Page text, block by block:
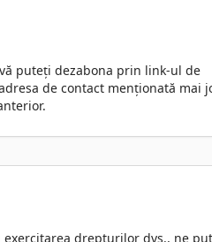
puteți dezabona prin link-ul de
de contact menționată mai
drepturilor dvs., ne